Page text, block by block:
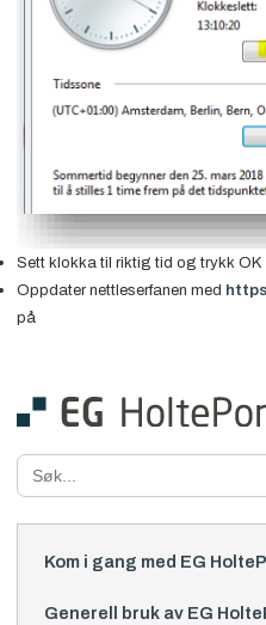
Search
for:
Kom i gang med EG
Generell bruk av EG
Sett klokka til riktig tid og trykk OK
Oppdater nettleserfanen med
på